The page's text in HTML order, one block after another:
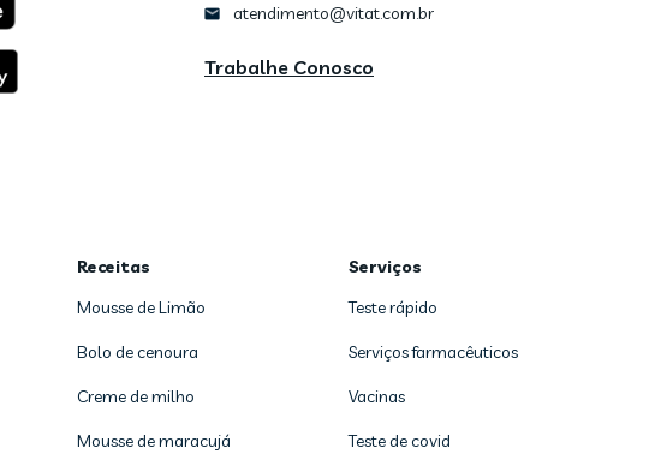
atendimento@vitat.com.br
Trabalhe Conosco
Receitas
Mousse de Limão
Bolo de cenoura
Creme de milho
Mousse de maracujá
Serviços
Teste rápido
Serviços farmacêuticos
Vacinas
Teste de covid